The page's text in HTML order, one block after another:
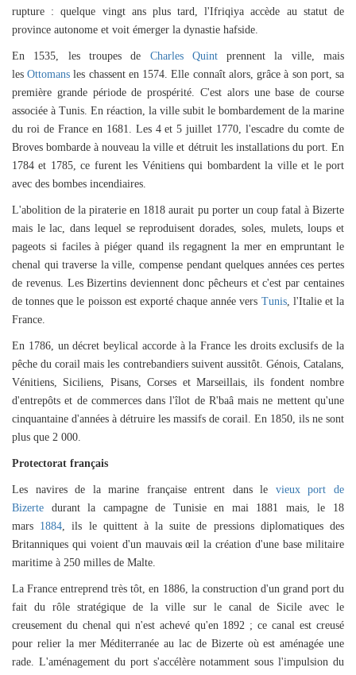
rupture : quelque vingt ans plus tard, l'Ifriqiya accède au statut de
province autonome et voit émerger la dynastie hafside.
En 1535, les troupes de Charles Quintprennent la ville, mais
lesOttomans les chassenten 1574. Elle connaît alors, grâce à son port, sa
première grande période de prospérité. C'est alors une base de course
associée à Tunis. En réaction, la ville subit le bombardement de la marine
du roi de France en 1681. Les 4 et 5 juillet 1770, l'escadre du comte de
Broves bombarde à nouveau la ville et détruit les installations du port. En
1784 et 1785, ce furent les Vénitiens qui bombardent la ville et le port
avec des bombes incendiaires.
L'abolition de la piraterie en 1818 aurait pu porter un coup fatal à Bizerte
mais le lac, dans lequel se reproduisent dorades, soles, mulets, loups et
pageots si faciles à piéger quand ils regagnent la mer en empruntant le
chenal qui traverse la ville, compense pendant quelques années ces pertes
de revenus. Les Bizertins deviennent donc pêcheurs et c'est par centaines
de tonnes que le poisson est exporté chaque année vers Tunis, l'Italie et la
France.
En 1786, un décret beylical accorde à la France les droits exclusifs de la
pêche du corail mais les contrebandiers suivent aussitôt. Génois, Catalans,
Vénitiens, Siciliens, Pisans, Corses et Marseillais, ils fondent nombre
d'entrepôts et de commerces dans l'îlot de R'baâ mais ne mettent qu'une
cinquantaine d'années à détruire les massifs de corail. En 1850, ils ne sont
plus que 2 000.
Protectorat français
Les navires de la marine française entrent dans le vieux port de
Bizerte durant la campagne de Tunisieen mai 1881 mais, le 18
mars 1884, ils le quittent à la suite de pressions diplomatiques des
Britanniques qui voient d'un mauvais œil la création d'une base militaire
maritime à 250 milles de Malte.
La France entreprend très tôt, en 1886, la construction d'un grand port du
fait du rôle stratégique de la ville sur le canal de Sicile avec le
creusement du chenal qui n'est achevé qu'en 1892 ; ce canal est creusé
pour relier la mer Méditerranée au lac de Bizerte où est aménagée une
rade. L'aménagement du port s'accélère notamment sous l'impulsion du